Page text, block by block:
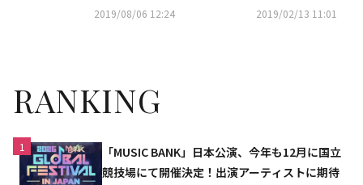
2019/08/06 12:24 を東京で開催…K-POP実力派ア
2019/02/13 11:01
RANKING
1
「MUSIC BANK」日本公演、今年も12月に国立
競技場にて開催決定！出演アーティストに期待